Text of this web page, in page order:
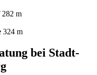
282 m
324 m
bei Stadt-